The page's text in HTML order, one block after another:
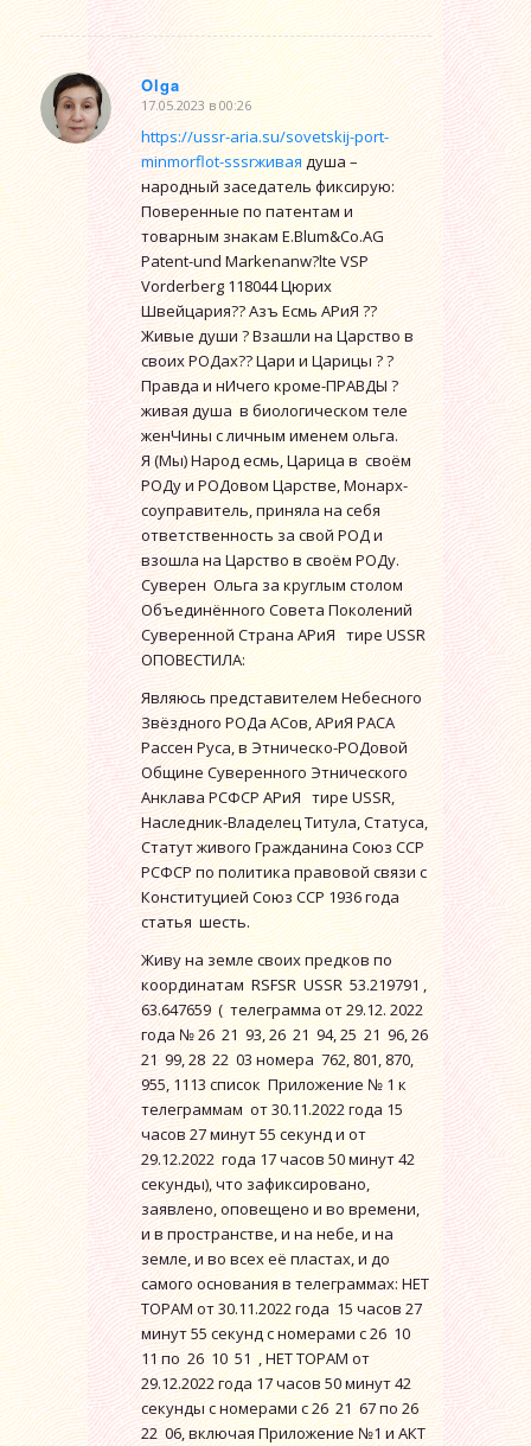
Olga
говорит:
17.05.2023 в 00:26
https://ussr-aria.su/sovetskij-port-
minmorflot-sssrживаядуша –
народный заседатель фиксирую:
Поверенные по патентам и
товарным знакам E.Blum&Co.AG
Patent-und Markenanw?lte VSP
Vorderberg 118044 Цюрих
Швейцария?? Азъ Есмь АРиЯ ??
Живые души ? Взашли на Царство в
своих РОДах?? Цари и Царицы ? ?
Правда и нИчего кроме-ПРАВДЫ ?
живая душа в биологическом теле
женЧины с личным именем ольга.
Я (Мы) Народ есмь, Царица в своём
РОДу и РОДовом Царстве, Монарх-
соуправитель, приняла на себя
ответственность за свой РОД и
взошла на Царство в своём РОДу.
Суверен Ольга за круглым столом
Объединённого Совета Поколений
Суверенной Страна АРиЯ тире USSR
ОПОВЕСТИЛА:
Являюсь представителем Небесного
Звёздного РОДа АСов, АРиЯ РАСА
Рассен Руса, в Этническо-РОДовой
Общине Суверенного Этнического
Анклава РСФСР АРиЯ тире USSR,
Наследник-Владелец Титула, Статуса,
Статут живого Гражданина Союз ССР
РСФСР по политика правовой связи с
Конституцией Союз ССР 1936 года
статья шесть.
Живу на земле своих предков по
координатам RSFSR USSR 53.219791 ,
63.647659 ( телеграмма от 29.12. 2022
года № 26 21 93, 26 21 94, 25 21 96, 26
21 99, 28 22 03 номера 762, 801, 870,
955, 1113 список Приложение № 1 к
телеграммам от 30.11.2022 года 15
часов 27 минут 55 секунд и от
29.12.2022 года 17 часов 50 минут 42
секунды), что зафиксировано,
заявлено, оповещено и во времени,
и в пространстве, и на небе, и на
земле, и во всех её пластах, и до
самого основания в телеграммах: НЕТ
ТОРАМ от 30.11.2022 года 15 часов 27
минут 55 секунд с номерами с 26 10
11 по 26 10 51 , НЕТ ТОРАМ от
29.12.2022 года 17 часов 50 минут 42
секунды с номерами с 26 21 67 по 26
22 06, включая Приложение №1 и АКТ